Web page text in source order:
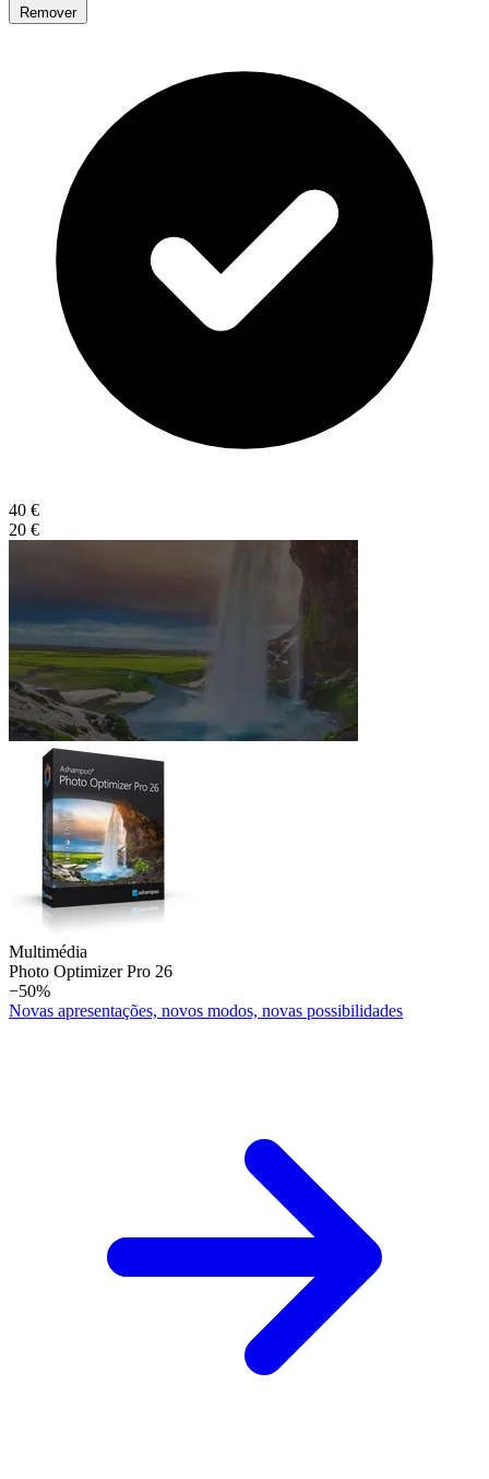
Remover
40 €
20 €
Multimédia
Photo Optimizer Pro 26
−50%
Novas apresentações, novos modos, novas possibilidades